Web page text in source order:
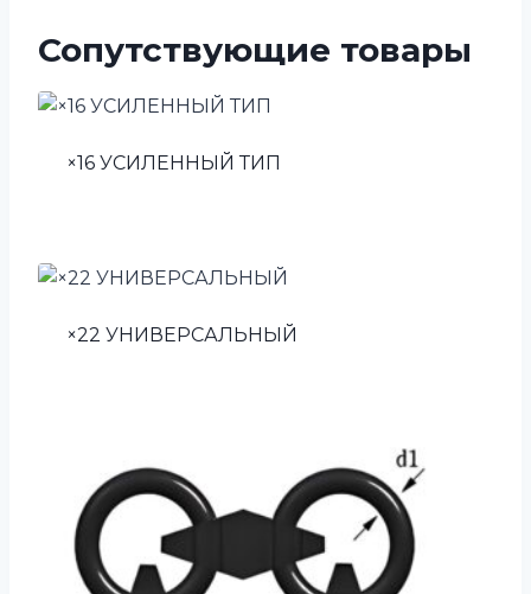
Сопутствующие товары
×16 УСИЛЕННЫЙ ТИП
×22 УНИВЕРСАЛЬНЫЙ